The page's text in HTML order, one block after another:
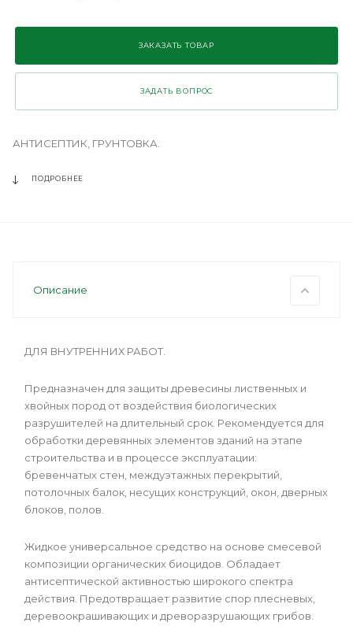
ЗАКАЗАТЬ ТОВАР
ЗАДАТЬ ВОПРОС
АНТИСЕПТИК, ГРУНТОВКА.
ПОДРОБНЕЕ
Описание
ДЛЯ ВНУТРЕННИХ РАБОТ.
Предназначен для защиты древесины лиственных и
хвойных пород от воздействия биологических
разрушителей на длительный срок. Рекомендуется для
обработки деревянных элементов зданий на этапе
строительства и в процессе эксплуатации:
бревенчатых стен, междуэтажных перекрытий,
потолочных балок, несущих конструкций, окон, дверных
блоков, полов.
Жидкое универсальное средство на основе смесевой
композиции органических биоцидов. Обладает
антисептической активностью широкого спектра
действия. Предотвращает развитие спор плесневых,
деревоокрашивающих и древоразрушающих грибов.